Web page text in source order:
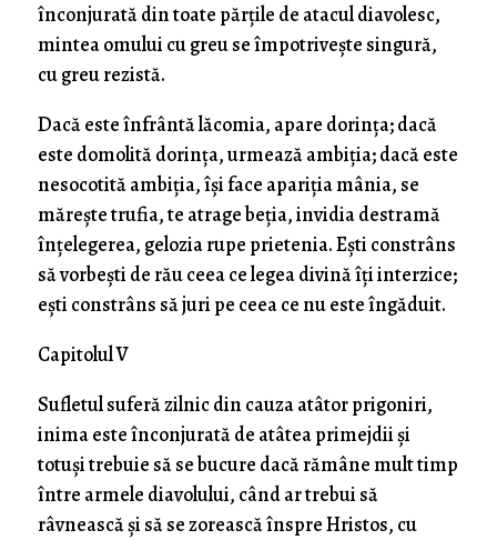
înconjurată din toate părţile de atacul diavolesc,
mintea omului cu greu se împotriveşte singură,
cu greu rezistă.
Dacă este înfrântă lăcomia, apare dorinţa; dacă
este domolită dorinţa, urmează ambiţia; dacă este
nesocotită ambiţia, îşi face apariţia mânia, se
măreşte trufia, te atrage beţia, invidia destramă
înţelegerea, gelozia rupe prietenia. Eşti constrâns
să vorbeşti de rău ceea ce legea divină îţi interzice;
eşti constrâns să juri pe ceea ce nu este îngăduit.
Capitolul V
Sufletul suferă zilnic din cauza atâtor prigoniri,
inima este înconjurată de atâtea primejdii şi
totuşi trebuie să se bucure dacă rămâne mult timp
între armele diavolului, când ar trebui să
râvnească şi să se zorească înspre Hristos, cu